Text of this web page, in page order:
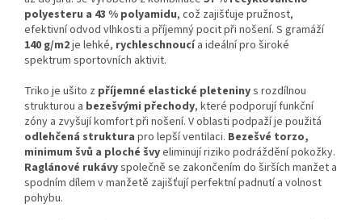
polyesteru a 43 % polyamidu, což zajišťuje pružnost,
efektivní odvod vlhkosti a příjemný pocit při nošení. S gramáží
140 g/m2je lehké, rychleschnoucía ideální pro široké
spektrum sportovních aktivit.
Triko je ušito z příjemné elastické pleteninys rozdílnou
strukturou a bezešvými přechody, které podporují funkční
zóny a zvyšují komfort při nošení. V oblasti podpaží je použitá
odlehčená struktura pro lepší ventilaci. Bezešvé torzo,
minimum švů a ploché švyeliminují riziko podráždění pokožky.
Raglánové rukávyspolečně se zakončením do širších manžet a
spodním dílem v manžetě zajišťují perfektní padnutí a volnost
pohybu.